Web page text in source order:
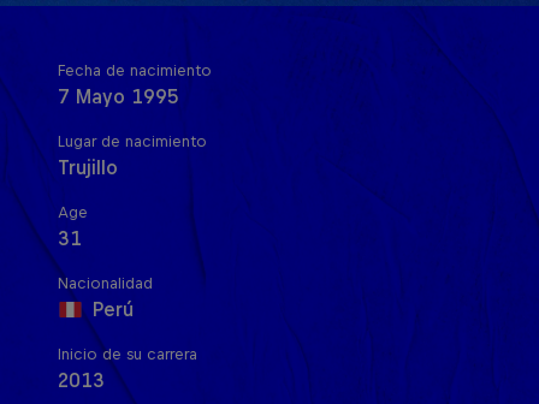
Fecha de nacimiento
7 Mayo 1995
Lugar de nacimiento
Trujillo
Age
31
Nacionalidad
Perú
Inicio de su carrera
2013